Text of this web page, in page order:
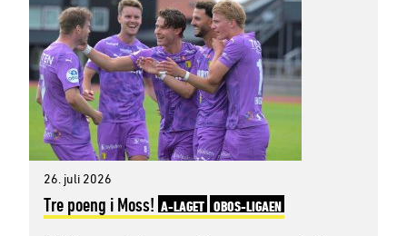
26. juli 2026
Tre poeng i Moss! A-LAGET OBOS-LIGAEN